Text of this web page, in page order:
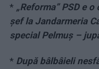
* „Reforma” PSD e
șef la Jandarmeria
special Pelmuș –
* După bâlbâieli